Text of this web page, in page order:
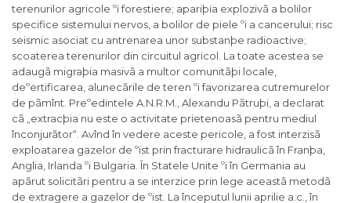
terenurilor agricole ºi forestiere; apariþia explozivã a bolilor
specifice sistemului nervos, a bolilor de piele ºi a cancerului; risc
seismic asociat cu antrenarea unor substanþe radioactive;
scoaterea terenurilor din circuitul agricol. La toate acestea se
adaugã migraþia masivã a multor comunitãþi locale,
deºertificarea, alunecãrile de teren ºi favorizarea cutremurelor
de pãmînt. Preºedintele A.N.R.M., Alexandu Pãtruþi, a declarat
cã „extracþia nu este o activitate prietenoasã pentru mediul
înconjurãtor“. Avînd în vedere aceste pericole, a fost interzisã
exploatarea gazelor de ºist prin fracturare hidraulicã în Franþa,
Anglia, Irlanda ºi Bulgaria. În Statele Unite ºi în Germania au
apãrut solicitãri pentru a se interzice prin lege aceastã metodã
de extragere a gazelor de ºist. La începutul lunii aprilie a.c., în